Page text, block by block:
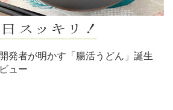
発者が明かす「腸活うどん」誕生
ュー